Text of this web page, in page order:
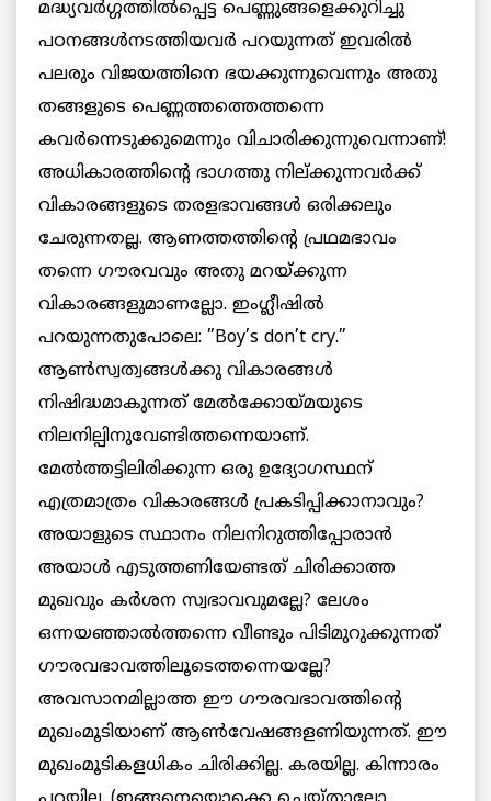
മദ്ധ്യവര്‍ഗ്ഗത്തില്‍പ്പെട്ട പെണ്ണുങ്ങളെക്കുറിച്ചു
പഠനങ്ങള്‍നടത്തിയവര്‍ പറയുന്നത് ഇവരില്‍
പലരും വിജയത്തിനെ ഭയക്കുന്നുവെന്നും അതു
തങ്ങളുടെ പെണ്ണത്തത്തെത്തന്നെ
കവര്‍ന്നെടുക്കുമെന്നും വിചാരിക്കുന്നുവെന്നാണ്!
അധികാരത്തിന്റെ ഭാഗത്തു നില്ക്കുന്നവര്‍ക്ക്
വികാരങ്ങളുടെ തരളഭാവങ്ങള്‍ ഒരിക്കലും
ചേരുന്നതല്ല. ആണത്തത്തിന്റെ പ്രഥമഭാവം
തന്നെ ഗൗരവവും അതു മറയ്ക്കുന്ന
വികാരങ്ങളുമാണല്ലോ. ഇംഗ്ലീഷില്‍
പറയുന്നതുപോലെ: ”Boy’s don’t cry.”
ആണ്‍സ്വത്വങ്ങള്‍ക്കു വികാരങ്ങള്‍
നിഷിദ്ധമാകുന്നത് മേല്‍ക്കോയ്മയുടെ
നിലനില്പിനുവേണ്ടിത്തന്നെയാണ്.
മേല്‍ത്തട്ടിലിരിക്കുന്ന ഒരു ഉദ്യോഗസ്ഥന്
എത്രമാത്രം വികാരങ്ങള്‍ പ്രകടിപ്പിക്കാനാവും?
അയാളുടെ സ്ഥാനം നിലനിറുത്തിപ്പോരാന്‍
അയാള്‍ എടുത്തണിയേണ്ടത് ചിരിക്കാത്ത
മുഖവും കര്‍ശന സ്വഭാവവുമല്ലേ? ലേശം
ഒന്നയഞ്ഞാല്‍ത്തന്നെ വീണ്ടും പിടിമുറുക്കുന്നത്
ഗൗരവഭാവത്തിലൂടെത്തന്നെയല്ലേ?
അവസാനമില്ലാത്ത ഈ ഗൗരവഭാവത്തിന്റെ
മുഖംമൂടിയാണ് ആണ്‍വേഷങ്ങളണിയുന്നത്. ഈ
മുഖംമൂടികളധികം ചിരിക്കില്ല. കരയില്ല. കിന്നാരം